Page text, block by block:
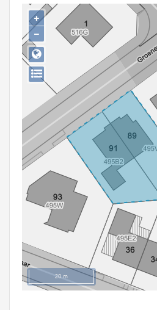
Downloads
Hergebruik
Aanmelden
20 m
+
−